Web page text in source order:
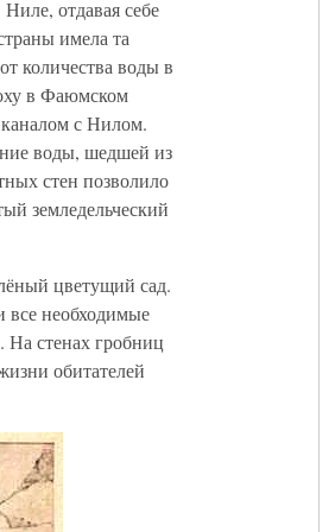
отдавая себе
имела та
количества воды в
в Фаюмском
с Нилом.
воды, шедшей из
стен позволило
земледельческий
цветущий сад.
все необходимые
На стенах гробниц
обитателей